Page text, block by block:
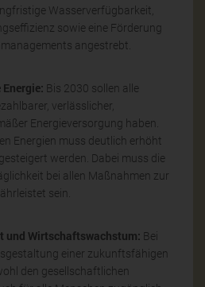
Wasserverfügbarkeit,
sowie eine Förderung
angestrebt.
Bis 2030 sollen alle
verlässlicher,
Energieversorgung haben.
Energien muss deutlich erhöht
werden. Dabei muss die
bei allen Maßnahmen zur
sein.
und Wirtschaftswachstum: Bei
einer zukunftsfähigen
den gesellschaftlichen